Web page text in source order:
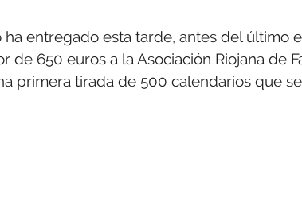
ha entregado esta tarde, antes del último
de 650 euros a la Asociación Riojana de
primera tirada de 500 calendarios que